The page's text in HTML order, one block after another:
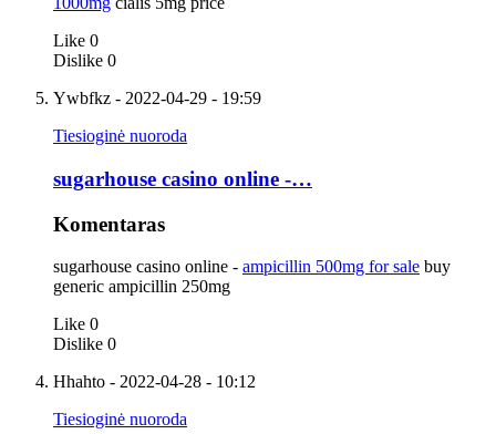
Like 0
Dislike 0
Ywbfkz - 2022-04-29 - 19:59
Tiesioginė nuoroda
sugarhouse casino online -…
Komentaras
sugarhouse casino online - ampicillin 500mg for sale buy
generic ampicillin 250mg
Like 0
Dislike 0
Hhahto - 2022-04-28 - 10:12
Tiesioginė nuoroda